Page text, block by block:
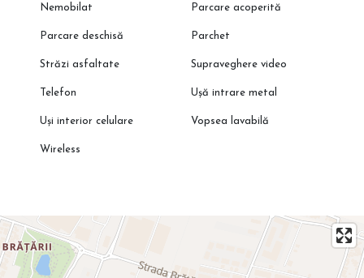
Nemobilat Parcare acoperită
Parcare deschisă Parchet
Străzi asfaltate Supraveghere video
Telefon Ușă intrare metal
Uși interior celulare Vopsea lavabilă
Wireless